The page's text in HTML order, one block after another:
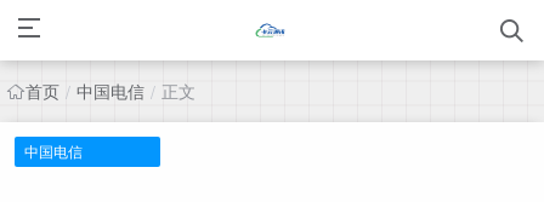
首页 / 中国电信 / 正文
中国电信